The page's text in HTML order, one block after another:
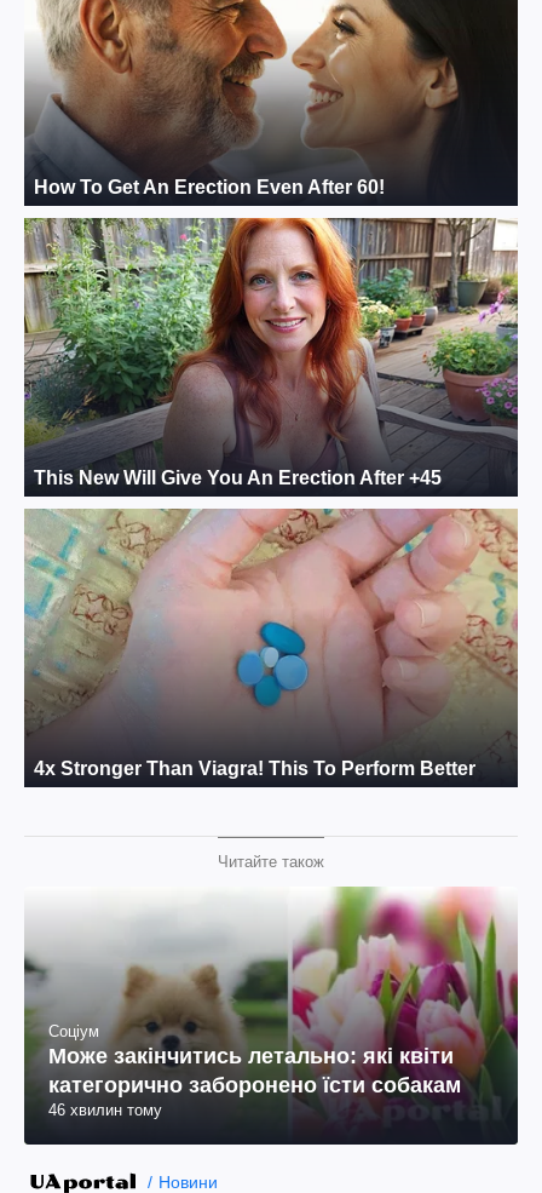
Читайте також
Соціум
Може закінчитись летально: які квіти
категорично заборонено їсти собакам
46 хвилин тому
Новини